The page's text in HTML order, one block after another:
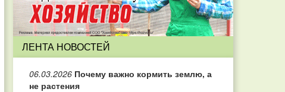
ЛЕНТА НОВОСТЕЙ
06.03.2026 Почему важно кормить землю, а
не растения